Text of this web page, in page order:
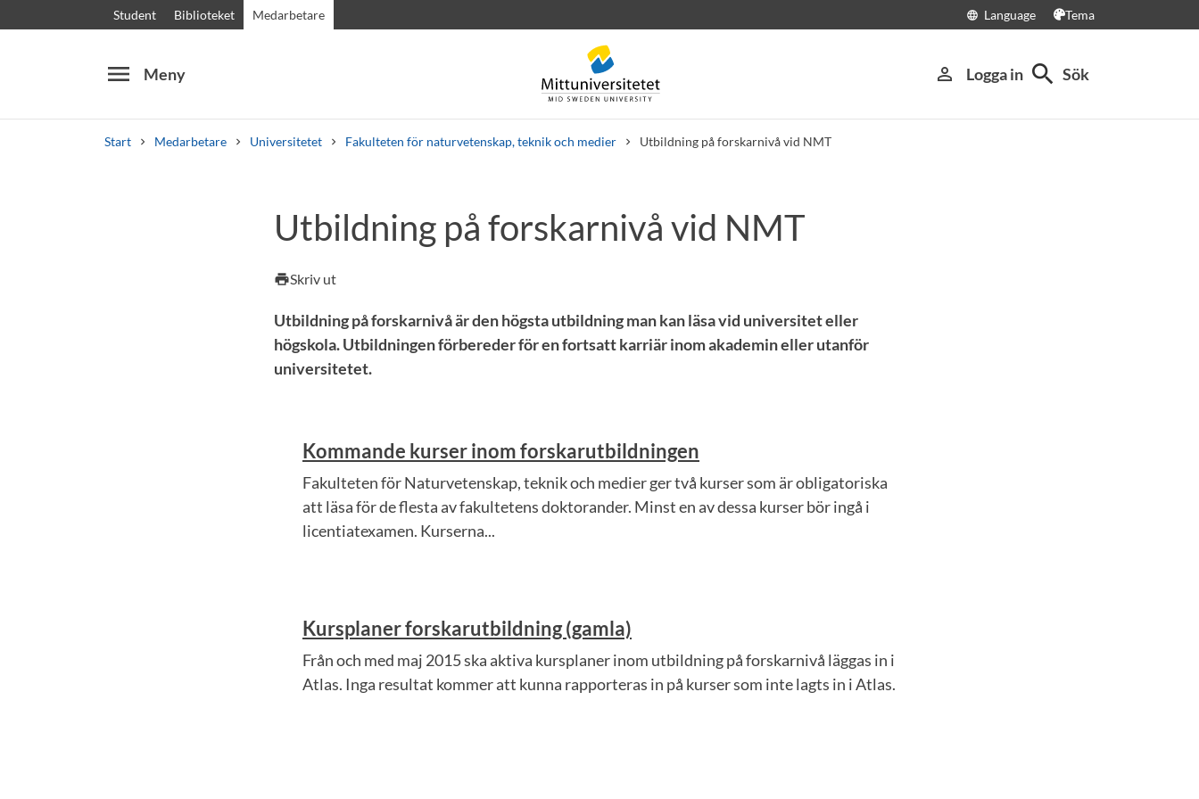
Student Biblioteket Medarbetare language Language Tema
menu Meny person_outline Logga in search Sök
Start Medarbetare Universitetet Fakulteten för naturvetenskap, teknik och medier Utbildning på forskarnivå vid NMT
KursplanerVälkomstbrevPersonal Lediga jobb
Utbildning på forskarnivå vid NMT
printSkriv ut
Utbildning på forskarnivå är den högsta utbildning man kan läsa vid universitet eller
högskola. Utbildningen förbereder för en fortsatt karriär inom akademin eller utanför
universitetet.
Kommande kurser inom forskarutbildningen
Fakulteten för Naturvetenskap, teknik och medier ger två kurser som är obligatoriska
att läsa för de flesta av fakultetens doktorander. Minst en av dessa kurser bör ingå i
licentiatexamen. Kurserna...
Kursplaner forskarutbildning (gamla)
Från och med maj 2015 ska aktiva kursplaner inom utbildning på forskarnivå läggas in i
Atlas. Inga resultat kommer att kunna rapporteras in på kurser som inte lagts in i Atlas.